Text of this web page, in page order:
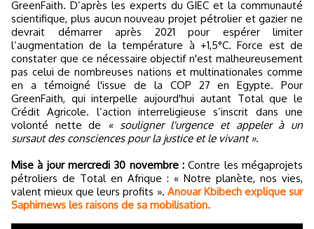
GreenFaith. D’après les experts du GIEC et la communauté
scientifique, plus aucun nouveau projet pétrolier et gazier ne
devrait démarrer après 2021 pour espérer limiter
l’augmentation de la température à +1,5°C. Force est de
constater que ce nécessaire objectif n'est malheureusement
pas celui de nombreuses nations et multinationales comme
en a témoigné l'issue de la COP 27 en Egypte. Pour
GreenFaith, qui interpelle aujourd'hui autant Total que le
Crédit Agricole. l’action interreligieuse s’inscrit dans une
volonté nette de
« souligner l'urgence et appeler à un
sursaut des consciences pour la justice et le vivant ».
Mise à jour mercredi 30 novembre : Contre les mégaprojets
pétroliers de Total en Afrique : « Notre planète, nos vies,
valent mieux que leurs profits ». Anouar Kbibech explique sur
Saphirnews les raisons de sa mobilisation.